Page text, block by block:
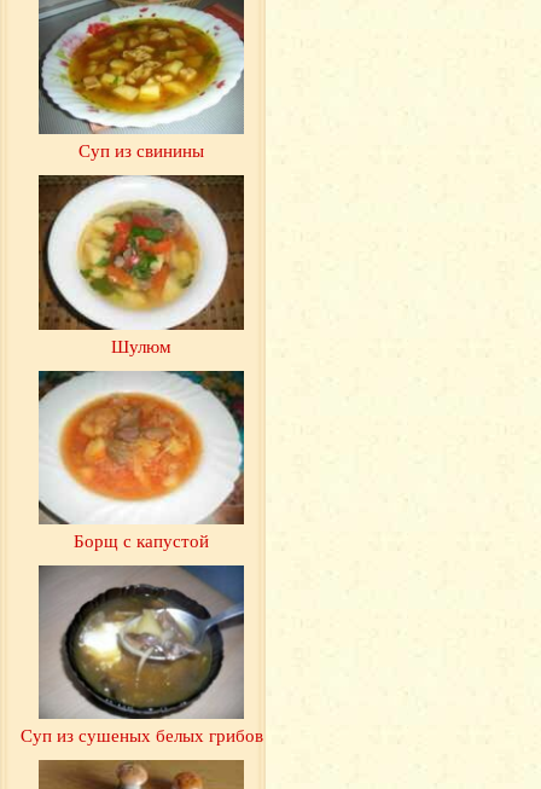
Суп из свинины
Шулюм
Борщ с капустой
Суп из сушеных белых грибов